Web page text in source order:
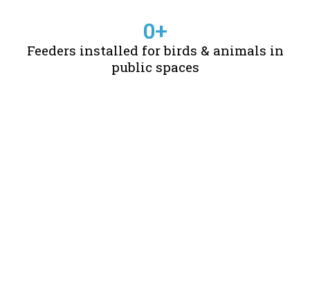
Feeders installed for birds & animals in
public spaces
0+